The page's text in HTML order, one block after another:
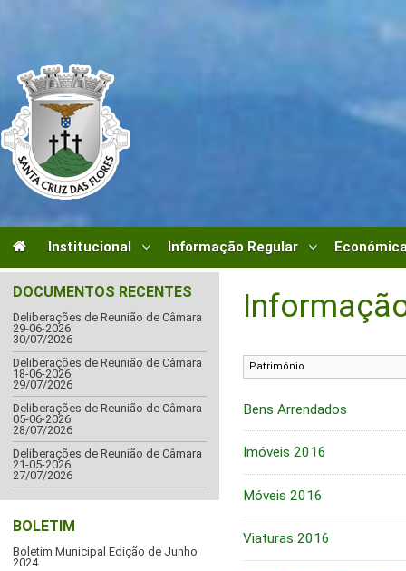
Institucional Informação Regular
DOCUMENTOS RECENTES
Deliberações de Reunião de Câmara
29-06-2026
30/07/2026
Deliberações de Reunião de Câmara
18-06-2026
29/07/2026
Deliberações de Reunião de Câmara
05-06-2026
28/07/2026
Deliberações de Reunião de Câmara
21-05-2026
27/07/2026
BOLETIM
Boletim Municipal Edição de Junho
2024
Bens Arrendados
Imóveis 2016
Móveis 2016
Viaturas 2016